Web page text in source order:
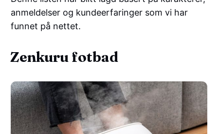
anmeldelser og kundeerfaringer som vi har
funnet på nettet.
Zenkuru fotbad